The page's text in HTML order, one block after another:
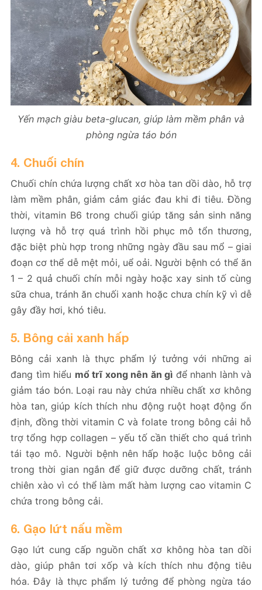
Yến mạch giàu beta-glucan, giúp làm mềm phân và
phòng ngừa táo bón
4. Chuối chín
Chuối chín chứa lượng chất xơ hòa tan dồi dào, hỗ trợ
làm mềm phân, giảm cảm giác đau khi đi tiêu. Đồng
thời, vitamin B6 trong chuối giúp tăng sản sinh năng
lượng và hỗ trợ quá trình hồi phục mô tổn thương,
đặc biệt phù hợp trong những ngày đầu sau mổ – giai
đoạn cơ thể dễ mệt mỏi, uể oải. Người bệnh có thể ăn
1 – 2 quả chuối chín mỗi ngày hoặc xay sinh tố cùng
sữa chua, tránh ăn chuối xanh hoặc chưa chín kỹ vì dễ
gây đầy hơi, khó tiêu.
5. Bông cải xanh hấp
Bông cải xanh là thực phẩm lý tưởng với những ai
đang tìm hiểu mổ trĩ xong nên ăn gì để nhanh lành và
giảm táo bón. Loại rau này chứa nhiều chất xơ không
hòa tan, giúp kích thích nhu động ruột hoạt động ổn
định, đồng thời vitamin C và folate trong bông cải hỗ
trợ tổng hợp collagen – yếu tố cần thiết cho quá trình
tái tạo mô. Người bệnh nên hấp hoặc luộc bông cải
trong thời gian ngắn để giữ được dưỡng chất, tránh
chiên xào vì có thể làm mất hàm lượng cao vitamin C
chứa trong bông cải.
6. Gạo lứt nấu mềm
Gạo lứt cung cấp nguồn chất xơ không hòa tan dồi
dào, giúp phân tơi xốp và kích thích nhu động tiêu
hóa. Đây là thực phẩm lý tưởng để phòng ngừa táo